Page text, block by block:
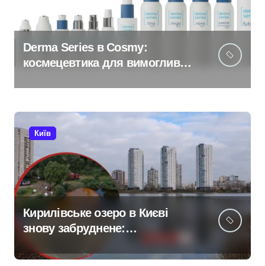
Derma Series в Cosmy:
космецевтика для вимогливої
Київ
Кирилівське озеро в Києві
знову забруднене:
нафтопродукти потрапили у
водойму після російської